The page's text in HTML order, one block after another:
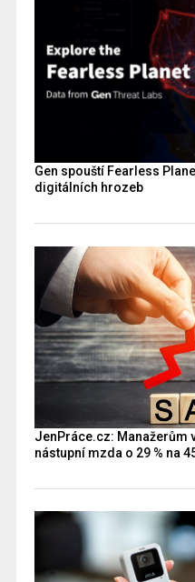
Gen spouští Fearless
digitálních hrozeb
JenPráce.cz: Manažerům
nástupní mzda o 29 % na